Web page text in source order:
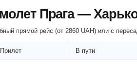
Прага —
прямой рейс (от 2860 UAH) или с
Прилет В пути